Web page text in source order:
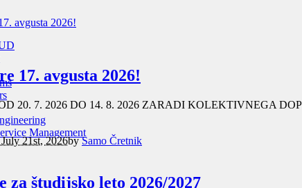
Management
17. avgusta 2026!
20. 7. 2026 DO 14. 8. 2026 ZARADI KOLEKTIVNEGA
21st, 2026bySamo Čretnik
za študijsko leto 2026/2027